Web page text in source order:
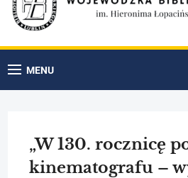
MENU
„W 130. rocznicę
kinematografu –